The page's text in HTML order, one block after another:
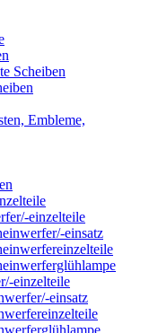
Scheiben
Embleme,
einzelteile
einsatz
einzelteile
einsatz